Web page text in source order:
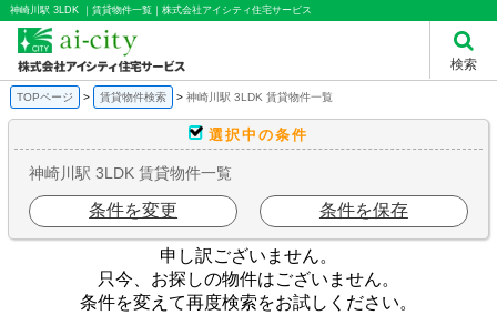
神崎川駅 3LDK ｜賃貸物件一覧｜株式会社アイシティ住宅サービス
検索
TOPページ 賃貸物件検索 神崎川駅 3LDK 賃貸物件一覧
選択中の条件
神崎川駅 3LDK 賃貸物件一覧
条件を変更 条件を保存
申し訳ございません。
只今、お探しの物件はございません。
条件を変えて再度検索をお試しください。